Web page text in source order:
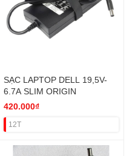
SẠC LAPTOP DELL 19,5V-
6.7A SLIM ORIGIN
420.000₫
12T